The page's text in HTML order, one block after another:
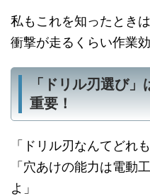
私もこれを知ったとき
衝撃が走るくらい作業
「ドリル刃選び
重要！
「ドリル刃なんてどれ
「穴あけの能力は電動
よ」